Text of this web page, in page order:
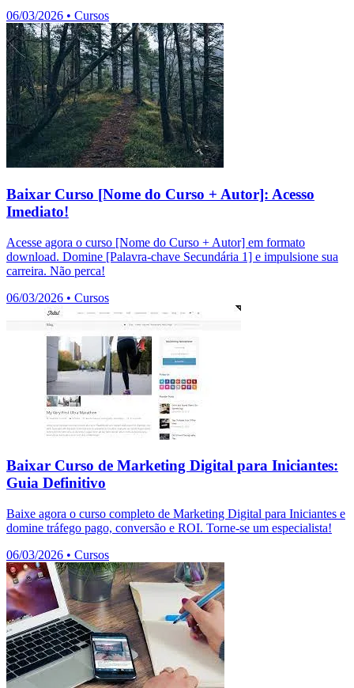
06/03/2026 • Cursos
Baixar Curso [Nome do Curso + Autor]: Acesso
Imediato!
Acesse agora o curso [Nome do Curso + Autor] em formato
download. Domine [Palavra-chave Secundária 1] e impulsione sua
carreira. Não perca!
06/03/2026 • Cursos
Baixar Curso de Marketing Digital para Iniciantes:
Guia Definitivo
Baixe agora o curso completo de Marketing Digital para Iniciantes e
domine tráfego pago, conversão e ROI. Torne-se um especialista!
06/03/2026 • Cursos